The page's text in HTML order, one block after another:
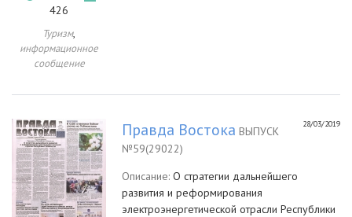
426
Туризм,
информационное
сообщение
28/03/2019
Правда Востока ВЫПУСК
№59(29022)
Описание: О стратегии дальнейшего
развития и реформирования
электроэнергетической отрасли Республики